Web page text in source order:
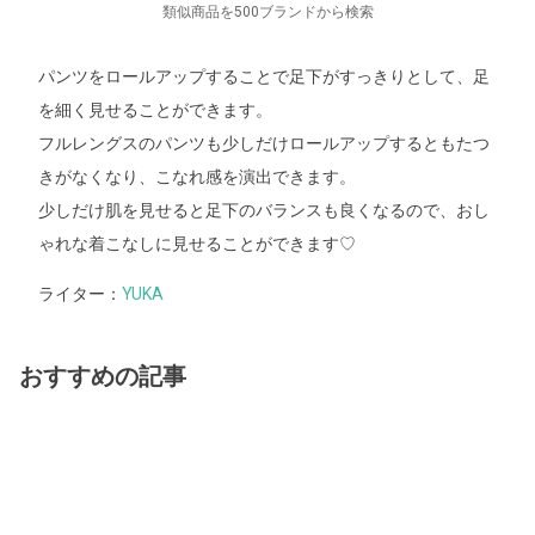
類似商品を500ブランドから検索
パンツをロールアップすることで足下がすっきりとして、足
を細く見せることができます。
フルレングスのパンツも少しだけロールアップするともたつ
きがなくなり、こなれ感を演出できます。
少しだけ肌を見せると足下のバランスも良くなるので、おし
ゃれな着こなしに見せることができます♡
ライター： YUKA
おすすめの記事